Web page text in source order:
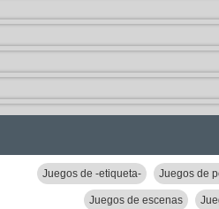
Juegos de -etiqueta- Juegos de
Juegos de escenas